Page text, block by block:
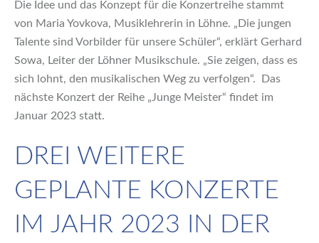
Die Idee und das Konzept für die Konzertreihe stammt
von Maria Yovkova, Musiklehrerin in Löhne. „Die jungen
Talente sind Vorbilder für unsere Schüler“, erklärt Gerhard
Sowa, Leiter der Löhner Musikschule. „Sie zeigen, dass es
sich lohnt, den musikalischen Weg zu verfolgen“. Das
nächste Konzert der Reihe „Junge Meister“ findet im
Januar 2023 statt.
DREI WEITERE
GEPLANTE KONZERTE
IM JAHR 2023 IN DER